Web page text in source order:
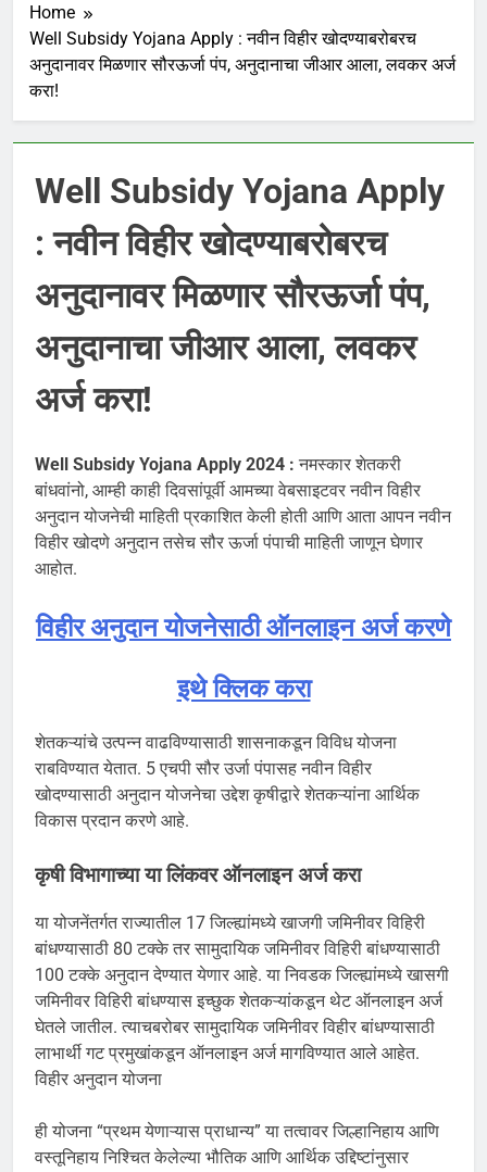
Home
Well Subsidy Yojana Apply : नवीन विहीर खोदण्याबरोबरच
अनुदानावर मिळणार सौरऊर्जा पंप, अनुदानाचा जीआर आला, लवकर अर्ज
करा!
Well Subsidy Yojana Apply
: नवीन विहीर खोदण्याबरोबरच
अनुदानावर मिळणार सौरऊर्जा पंप,
अनुदानाचा जीआर आला, लवकर
अर्ज करा!
Well Subsidy Yojana Apply 2024 : नमस्कार शेतकरी
बांधवांनो, आम्ही काही दिवसांपूर्वी आमच्या वेबसाइटवर नवीन विहीर
अनुदान योजनेची माहिती प्रकाशित केली होती आणि आता आपन नवीन
विहीर खोदणे अनुदान तसेच सौर ऊर्जा पंपाची माहिती जाणून घेणार
आहोत.
विहीर अनुदान योजनेसाठी ऑनलाइन अर्ज करणे
इथे क्लिक करा
शेतकऱ्यांचे उत्पन्न वाढविण्यासाठी शासनाकडून विविध योजना
राबविण्यात येतात. 5 एचपी सौर उर्जा पंपासह नवीन विहीर
खोदण्यासाठी अनुदान योजनेचा उद्देश कृषीद्वारे शेतकऱ्यांना आर्थिक
विकास प्रदान करणे आहे.
कृषी विभागाच्या या लिंकवर ऑनलाइन अर्ज करा
या योजनेंतर्गत राज्यातील 17 जिल्ह्यांमध्ये खाजगी जमिनीवर विहिरी
बांधण्यासाठी 80 टक्के तर सामुदायिक जमिनीवर विहिरी बांधण्यासाठी
100 टक्के अनुदान देण्यात येणार आहे. या निवडक जिल्ह्यांमध्ये खासगी
जमिनीवर विहिरी बांधण्यास इच्छुक शेतकऱ्यांकडून थेट ऑनलाइन अर्ज
घेतले जातील. त्याचबरोबर सामुदायिक जमिनीवर विहीर बांधण्यासाठी
लाभार्थी गट प्रमुखांकडून ऑनलाइन अर्ज मागविण्यात आले आहेत.
विहीर अनुदान योजना
ही योजना “प्रथम येणाऱ्यास प्राधान्य” या तत्वावर जिल्हानिहाय आणि
वस्तूनिहाय निश्चित केलेल्या भौतिक आणि आर्थिक उद्दिष्टांनुसार